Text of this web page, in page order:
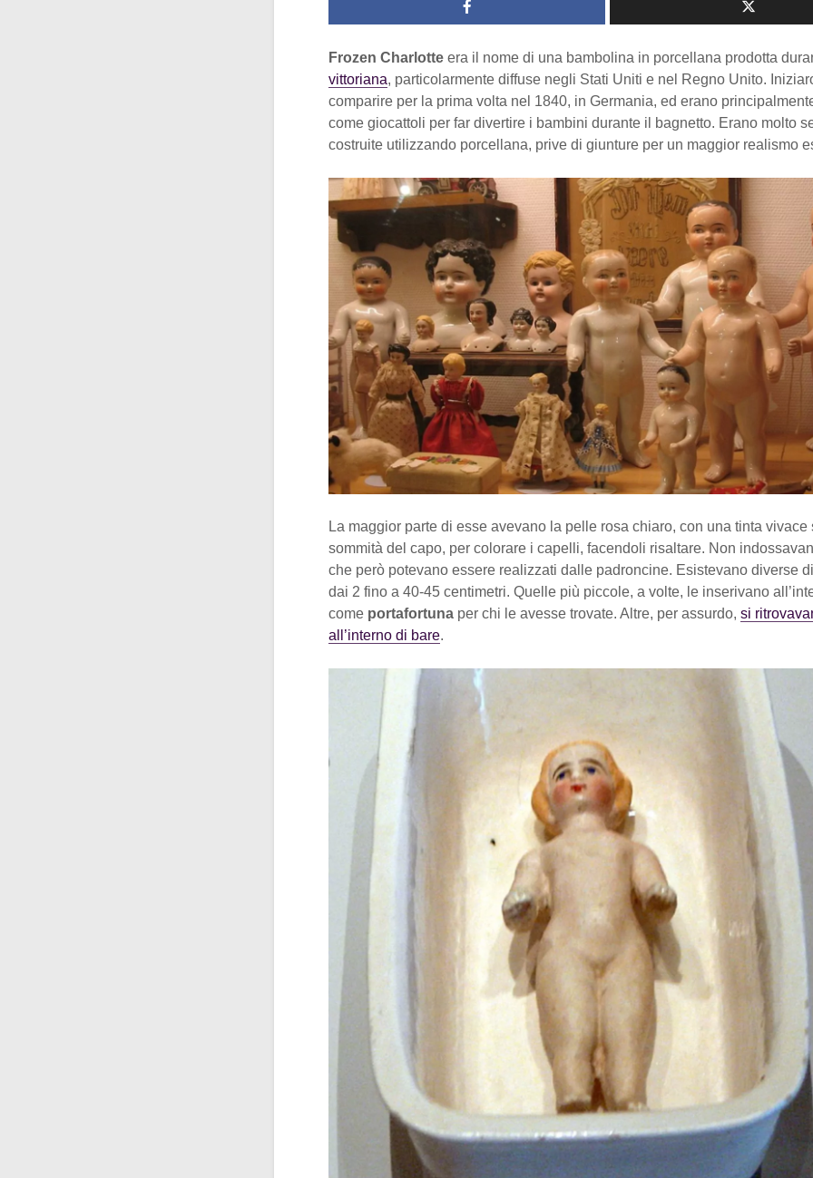
Frozen Charlotte era il nome di una bambolina in porcellana prodotta
vittoriana, particolarmente diffuse negli Stati Uniti e nel Regno Unito.
comparire per la prima volta nel 1840, in Germania, ed erano
come giocattoli per far divertire i bambini durante il bagnetto. Erano molto
costruite utilizzando porcellana, prive di giunture per un maggior realismo
La maggior parte di esse avevano la pelle rosa chiaro, con una tinta vivace
sommità del capo, per colorare i capelli, facendoli risaltare. Non
che però potevano essere realizzati dalle padroncine. Esistevano diverse
dai 2 fino a 40-45 centimetri. Quelle più piccole, a volte, le inserivano
come portafortuna per chi le avesse trovate. Altre, per assurdo, si
all’interno di bare.